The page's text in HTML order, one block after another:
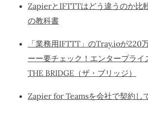
ZapierとIFTTTはどう違うのか比
の教科書
「業務用IFTTT」のTray.ioが220
ーー要チェック！エンタープライ
THE BRIDGE（ザ・ブリッジ）
Zapier for Teamsを会社で契約し